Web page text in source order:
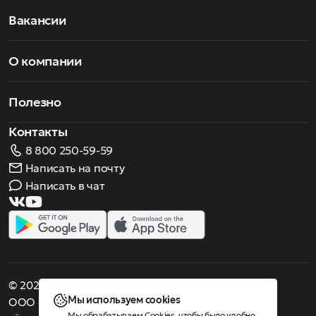
символ современной роскоши. Аксессуары Gucci быстро
Вакансии
О компании
Полезно
Контакты
8 800 250-59-59
Написать на почту
Написать в чат
© 2026 Роскошное зрение. Все права защищены
ООО «Люнеттес-оптика»
Мы используем cookies